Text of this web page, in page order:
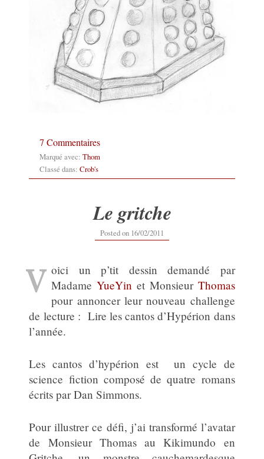
7 Commentaires
Marqué avec: Thom
Classé dans: Crob's
Le gritche
Posted on 16/02/2011
V oici un p’tit dessin demandé par
MadameYueYinet Monsieur Thomas
pour annoncer leur nouveau challenge
de lecture : Lire les cantos d’Hypérion dans
l’année.
Les cantos d’hypérion est un cycle de
science fiction composé de quatre romans
écrits par Dan Simmons.
Pour illustrer ce défi, j’ai transformé l’avatar
de Monsieur Thomas au Kikimundo en